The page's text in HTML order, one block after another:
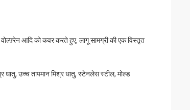
आदि को कवर करते हुए, लागू सामग्री की एक विस्तृत
धातु, उच्च तापमान मिश्र धातु, स्टेनलेस स्टील, मोल्ड